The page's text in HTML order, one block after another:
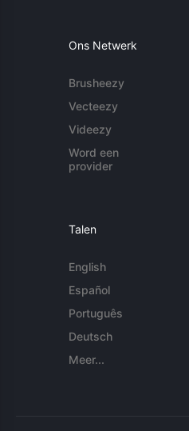
Ons Netwerk
Brusheezy
Vecteezy
Videezy
Word een
provider
Talen
English
Español
Português
Deutsch
Meer...